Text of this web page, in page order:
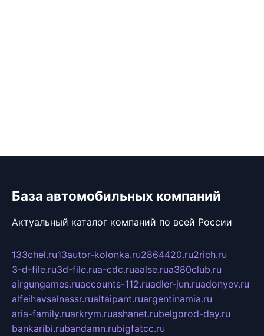
База автомобильных компаний
Актуальный каталог компаний по всей России
133chel.ru13autor-kolonka.ru2864420.ru2rich.ru
3-d-file.ru3d-file.rua-cdc.ruaalse.rua380club.ru
airgungames.ruaccounts-112.ruadler-jun.ruadonyev.ru
alfeihavsalnassr.rualtaipant.ruargentinamia.ru
aria-family.ruarkrym.ruashanet.rubelgorod-day.ru
bankaribi.rubandamn.rubigfatcc.ru